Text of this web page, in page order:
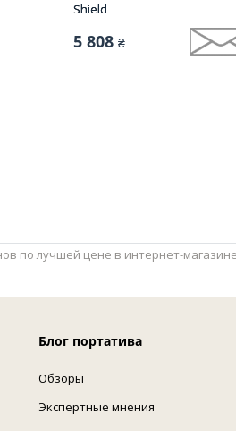
Shield
5 808 ₴
по лучшей цене в интернет-
Блог портатива
Обзоры
Экспертные мнения